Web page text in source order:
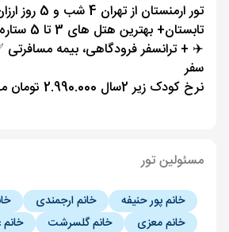
تور ارمنستان
تابستان+
✈️ + ترانسفر فرودگاهی، بیمه مسافرتی
سفر
نرخ کودک زیر 2سال 2.990.000 تومان میباشد.
مسئولین تور
خانم پور حنیفه خانم ارجمندی
خانم معزی
خانم گلسرشت